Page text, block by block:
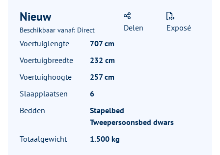
Nieuw
Beschikbaar vanaf: Direct Delen
Exposé
Voertuiglengte
707 cm
Voertuigbreedte
232 cm
Voertuighoogte
257 cm
Slaapplaatsen
6
Bedden
Stapelbed
Tweepersoonsbed dwars
Totaalgewicht
1.500 kg